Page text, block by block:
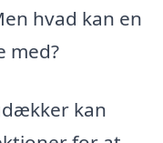
hvad kan en
med?
kan